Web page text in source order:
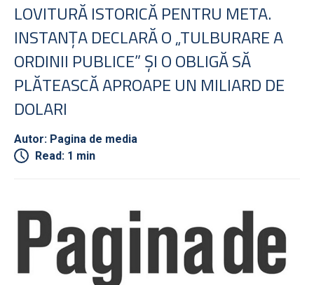
LOVITURĂ ISTORICĂ PENTRU META.
INSTANŢA DECLARĂ O „TULBURARE A
ORDINII PUBLICE” ŞI O OBLIGĂ SĂ
PLĂTEASCĂ APROAPE UN MILIARD DE
DOLARI
Autor: Pagina de media
Read: 1 min